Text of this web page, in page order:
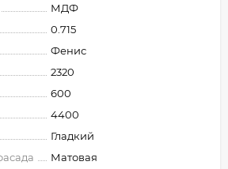
МДФ
0.715
Фенис
2320
600
4400
Гладкий
Матовая